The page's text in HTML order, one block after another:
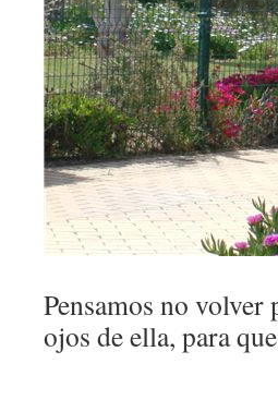
Pensamos no
ojos de ella, para